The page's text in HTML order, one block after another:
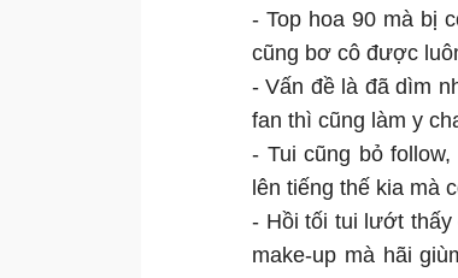
- Top hoa 90 mà bị
cũng bơ cô được
- Vấn đề là đã dìm
fan thì cũng làm y
- Tui cũng bỏ
lên tiếng thế kia mà
- Hồi tối tui lướt thấy
make-up mà hãi